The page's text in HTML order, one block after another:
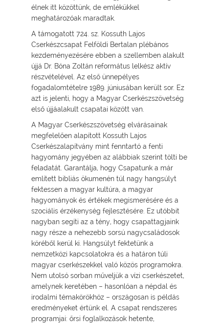
élnek itt közöttünk, de emlékükkel
meghatározóak maradtak.
A támogatott 724. sz. Kossuth Lajos
Cserkészcsapat Felföldi Bertalan plébános
kezdeményezésére ebben a szellemben alakult
újjá Dr. Bóna Zoltán református lelkész aktív
részvételével. Az első ünnepélyes
fogadalomtételre 1989. júniusában került sor. Ez
azt is jelenti, hogy a Magyar Cserkészszövetség
első újjáalakult csapatai között van.
A Magyar Cserkészszövetség elvárásainak
megfelelően alapított Kossuth Lajos
Cserkészalapítvány mint fenntartó a fenti
hagyomány jegyében az alábbiak szerint tölti be
feladatát. Garantálja, hogy Csapatunk a már
említett bibliás ökumenén túl nagy hangsúlyt
fektessen a magyar kultúra, a magyar
hagyományok és értékek megismerésére és a
szociális érzékenység fejlesztésére. Ez utóbbit
nagyban segíti az a tény, hogy csapattagjaink
nagy része a nehezebb sorsú nagycsaládosok
köréből kerül ki. Hangsúlyt fektetünk a
nemzetközi kapcsolatokra és a határon túli
magyar cserkészekkel való közös programokra.
Nem utolsó sorban műveljük a vízi cserkészetet,
amelynek keretében – hasonlóan a népdal és
irodalmi témakörökhöz – országosan is példás
eredményeket értünk el. A csapat rendszeres
programjai: őrsi foglalkozások hetente,